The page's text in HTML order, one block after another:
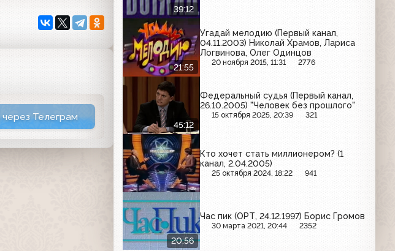
Телеграм
39:12
21:55
Угадай мелодию (Первый канал,
04.11.2003) Николай Храмов, Лариса
Логвинова, Олег Одинцов
20 ноября 2015, 11:31 2776
45:12
Федеральный судья (Первый канал,
26.10.2005) "Человек без прошлого"
15 октября 2025, 20:39 321
Кто хочет стать миллионером? (1
канал, 2.04.2005)
25 октября 2024, 18:22 941
20:56
Час пик (ОРТ, 24.12.1997) Борис Громов
30 марта 2021, 20:44 2352